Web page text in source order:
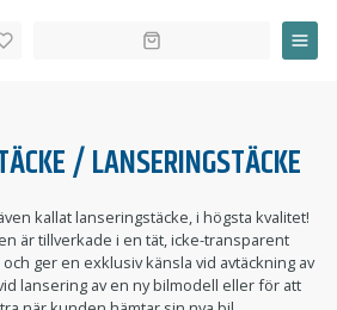
/ LANSERINGSTÄCKE
kallat lanseringstäcke, i högsta kvalitet!
är tillverkade i en tät, icke-transparent
ger en exklusiv känsla vid avtäckning av
lansering av en ny bilmodell eller för att